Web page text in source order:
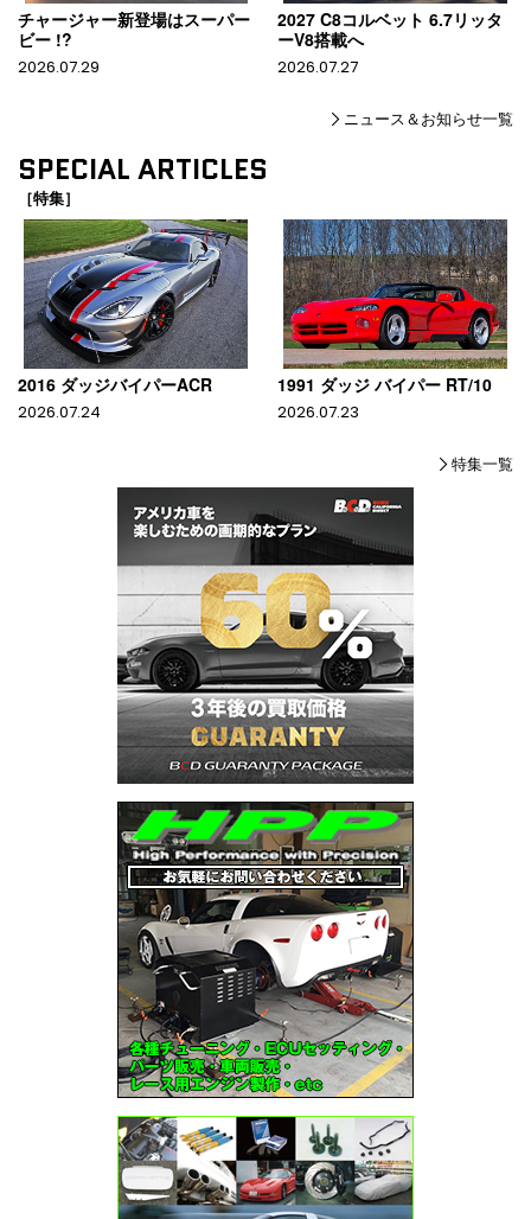
チャージャー新登場はスーパー
ビー !?
2026.07.29
2027 C8コルベット 6.7リッタ
ーV8搭載へ
2026.07.27
ニュース＆お知らせ一覧
SPECIAL ARTICLES
［特集］
2016 ダッジバイパーACR
2026.07.24
1991 ダッジ バイパー RT/10
2026.07.23
特集一覧